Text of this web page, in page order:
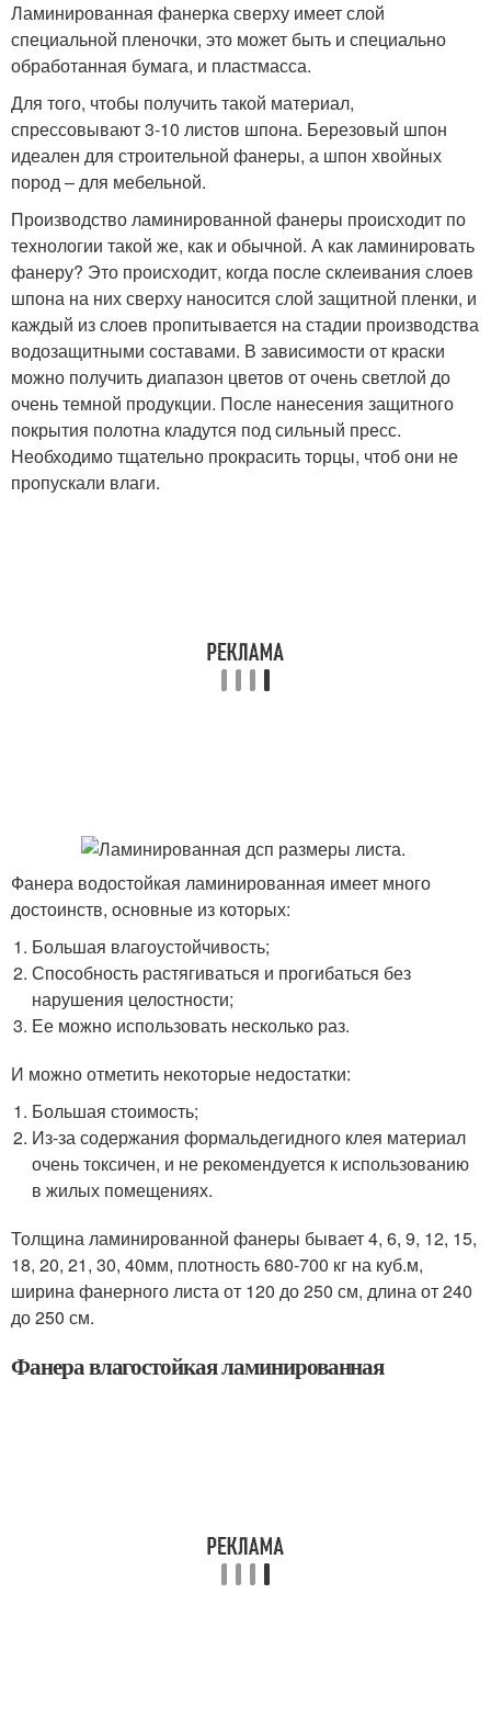
Ламинированная фанерка сверху имеет слой
специальной пленочки, это может быть и специально
обработанная бумага, и пластмасса.
Для того, чтобы получить такой материал,
спрессовывают 3-10 листов шпона. Березовый шпон
идеален для строительной фанеры, а шпон хвойных
пород – для мебельной.
Производство ламинированной фанеры происходит по
технологии такой же, как и обычной. А как ламинировать
фанеру? Это происходит, когда после склеивания слоев
шпона на них сверху наносится слой защитной пленки, и
каждый из слоев пропитывается на стадии производства
водозащитными составами. В зависимости от краски
можно получить диапазон цветов от очень светлой до
очень темной продукции. После нанесения защитного
покрытия полотна кладутся под сильный пресс.
Необходимо тщательно прокрасить торцы, чтоб они не
пропускали влаги.
Фанера водостойкая ламинированная имеет много
достоинств, основные из которых:
Большая влагоустойчивость;
Способность растягиваться и прогибаться без
нарушения целостности;
Ее можно использовать несколько раз.
И можно отметить некоторые недостатки:
Большая стоимость;
Из-за содержания формальдегидного клея материал
очень токсичен, и не рекомендуется к использованию
в жилых помещениях.
Толщина ламинированной фанеры бывает 4, 6, 9, 12, 15,
18, 20, 21, 30, 40мм, плотность 680-700 кг на куб.м,
ширина фанерного листа от 120 до 250 см, длина от 240
до 250 см.
Фанера влагостойкая ламинированная